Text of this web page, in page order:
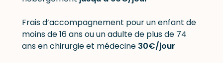
Frais d’accompagnement pour un enfant de
moins de 16 ans ou un adulte de plus de 74
ans en chirurgie et médecine 30€/jour